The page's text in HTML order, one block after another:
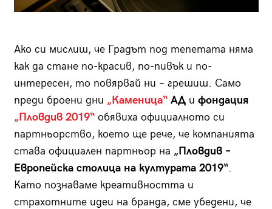
Ако си мислиш, че Градът под тепетата няма
как да стане по-красив, по-пивък и по-
интересен, то повярвай ни – грешиш. Само
преди броени дни „Каменица“АДи фондация
„Пловдив 2019“обявиха официалното си
партньорство, което ще рече, че компанията
става официален партньор на „Пловдив –
Европейска столица на културата 2019“.
Като познаваме креативността и
страхотните идеи на бранда, сме убедени, че